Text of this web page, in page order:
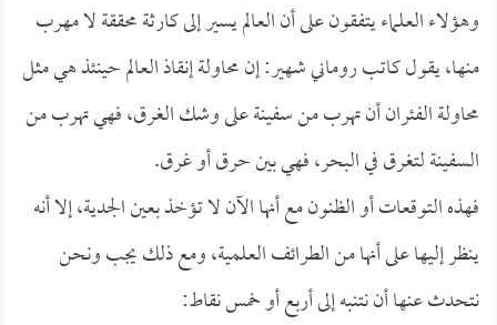
وهؤلاء العلماء يتفقون على أن العالم يسير إلى كارثة محققة لا مهرب
منها، يقول كاتب روماني شهير: إن محاولة إنقاذ العالم حينئذ هي مثل
محاولة الفئران أن تهرب من سفينة على وشك الغرق، فهي تهرب من
السفينة لتغرق في البحر، فهي بين حرق أو غرق.
فهذه التوقعات أو الظنون مع أنها الآن لا تؤخذ بعين الجدية، إلا أنه
ينظر إليها على أنها من الطرائف العلمية، ومع ذلك يجب ونحن
نتحدث عنها أن نتنبه إلى أربع أو خمس نقاط: